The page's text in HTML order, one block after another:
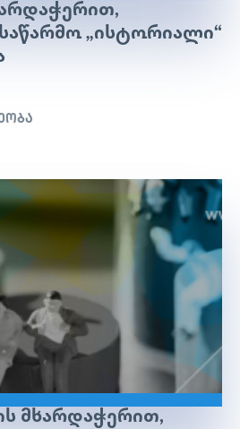
„ᲘᲡᲢᲝᲠᲘᲐᲚᲘ“
ᲛᲮᲐᲠᲓᲐᲭᲔᲠᲘᲗ,